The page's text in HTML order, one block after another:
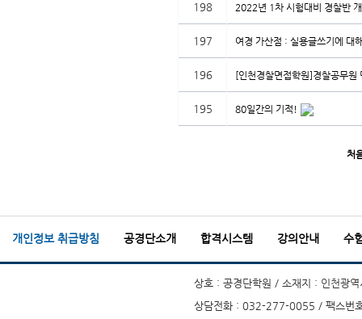
198 2022년 1차 시험대비 경찰반
197 여경 가산점 : 실용글쓰기에 대
196 [인천경찰면접학원]경찰공무
195 80일간의 기적!
처
개인정보 취급방침 공경단소개 합격시스템 강의안내 수
상호 : 공경단학원 / 소재지 : 인천광
상담전화 : 032-277-0055 / 팩스번